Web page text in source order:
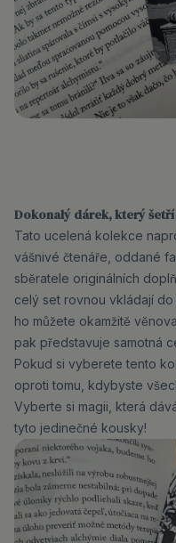
Dokonalý dárek, který
Tato ucelená kolekce
vášnivé čtenáře, oddané
sběratele originálních
celý set rovnou vkládají
ho můžete okamžitě
pak představuje samotná
Pokud si vyberete tento
oproti tomu, kdybyste
Vyberte si magii, která
tyto jedinečné kousky!